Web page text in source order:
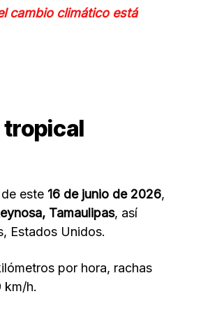
cambio climático está
tropical
este 16 de junio de 2026,
Tamaulipas, así
Estados Unidos.
por hora, rachas
km/h.